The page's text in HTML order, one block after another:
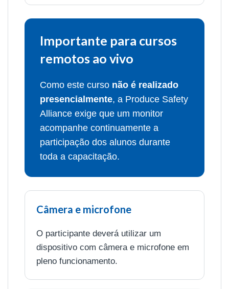
Importante para cursos
remotos ao vivo
Como este curso não é realizado
presencialmente, a Produce Safety
Alliance exige que um monitor
acompanhe continuamente a
participação dos alunos durante
toda a capacitação.
Câmera e microfone
O participante deverá utilizar um
dispositivo com câmera e microfone em
pleno funcionamento.